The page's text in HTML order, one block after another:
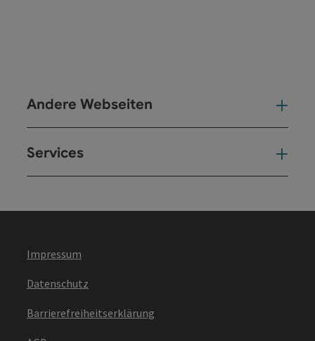
Andere Webseiten
Services
Impressum
Datenschutz
Barrierefreiheitserklärung